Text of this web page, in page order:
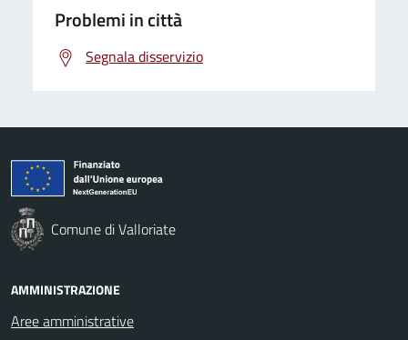
Problemi in città
Segnala disservizio
Comune di Valloriate
AMMINISTRAZIONE
Aree amministrative